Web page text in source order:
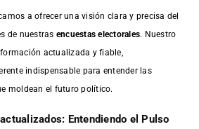
a ofrecer una visión clara y precisa del
de nuestras encuestas electorales. Nuestro
actualizada y fiable,
indispensable para entender las
moldean el futuro político.
Entendiendo el Pulso